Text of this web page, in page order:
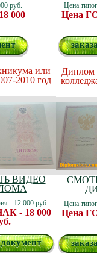
руб.
000
Цена
Цена
или
2010 год
ВИДЕО
- 12 000 руб.
- 18 000
документ
Диплом
Цена
Цена